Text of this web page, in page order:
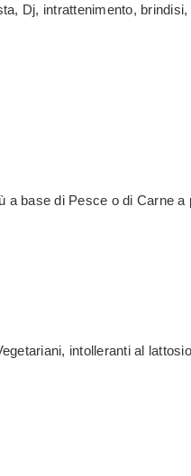
Dj, intrattenimento,
a base di Pesce o di Carne a
intolleranti al